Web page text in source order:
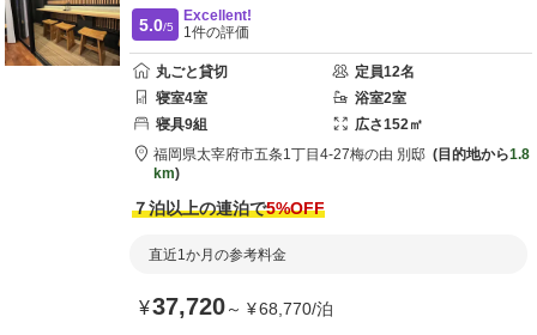
5.0/5
Excellent!
1件の評価
丸ごと貸切 定員12名
寝室4室 浴室2室
寝具9組 広さ152㎡
福岡県太宰府市五条1丁目4-27梅の由 別邸 目的地から1.8
km
７泊以上の連泊で5%OFF
直近1か月の参考料金
¥37,720～ ¥68,770/泊